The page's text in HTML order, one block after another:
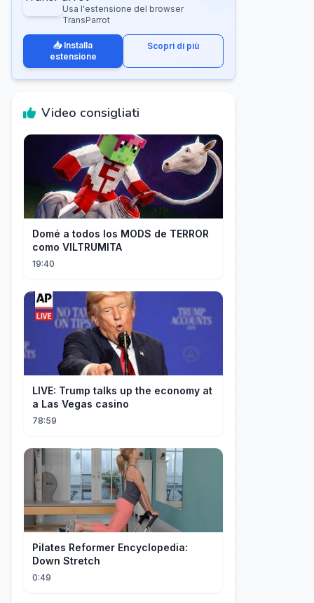
Usa l'estensione del browser
TransParrot
📥 Installa
estensione
Scopri di più
Video consigliati
Domé a todos los MODS de TERROR
como VILTRUMITA
19:40
LIVE: Trump talks up the economy at
a Las Vegas casino
78:59
Pilates Reformer Encyclopedia:
Down Stretch
0:49